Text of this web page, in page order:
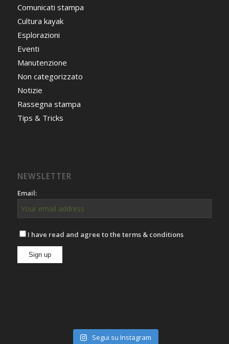
Comunicati stampa
Cultura kayak
Esplorazioni
Eventi
Manutenzione
Non categorizzato
Notizie
Rassegna stampa
Tips & Tricks
NEWSLETTER
Email:
I have read and agree to the terms & conditions
Segui su Instagram